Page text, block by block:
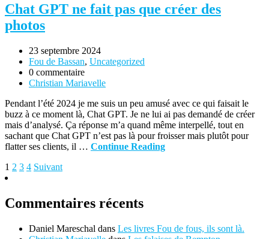
Chat GPT ne fait pas que créer des
photos
23 septembre 2024
Fou de Bassan, Uncategorized
0 commentaire
Christian Mariavelle
Pendant l’été 2024 je me suis un peu amusé avec ce qui faisait le
buzz à ce moment là, Chat GPT. Je ne lui ai pas demandé de créer
mais d’analysé. Ça réponse m’a quand même interpellé, tout en
sachant que Chat GPT n’est pas là pour froisser mais plutôt pour
flatter ses clients, il … Continue Reading
1 2 3 4 Suivant
Commentaires récents
Daniel Mareschal dans Les livres Fou de fous, ils sont là.